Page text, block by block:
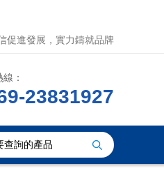
促進發展，實力鑄就品牌
：
23831927